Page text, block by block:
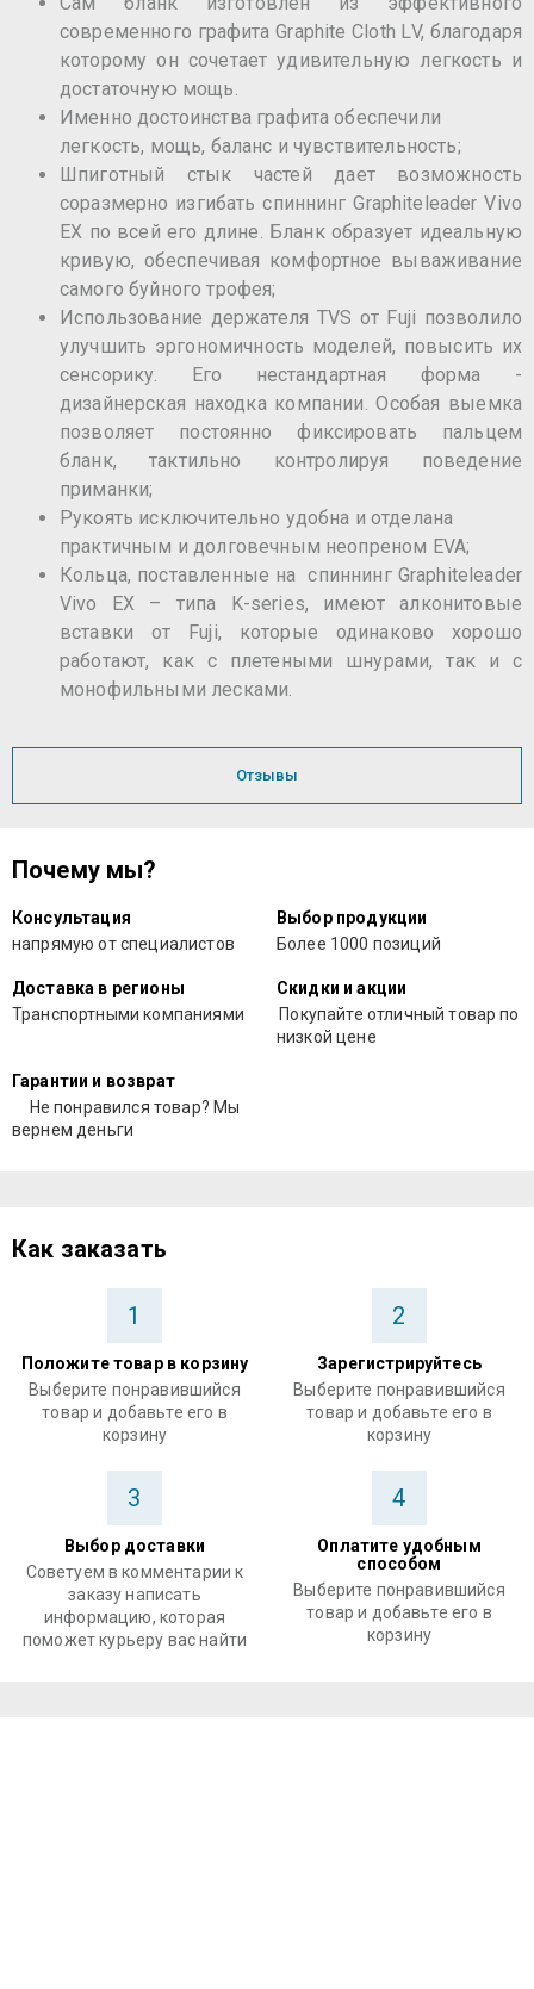
современного графита Graphite Cloth LV, благодаря
которому он сочетает удивительную легкость и
достаточную мощь.
Именно достоинства графита обеспечили
легкость, мощь, баланс и чувствительность;
Шпиготный стык частей дает возможность
соразмерно изгибать спиннинг Graphiteleader Vivo
EX по всей его длине. Бланк образует идеальную
кривую, обеспечивая комфортное вываживание
самого буйного трофея;
Использование держателя TVS от Fuji позволило
улучшить эргономичность моделей, повысить их
сенсорику. Его нестандартная форма -
дизайнерская находка компании. Особая выемка
позволяет постоянно фиксировать пальцем
бланк, тактильно контролируя поведение
приманки;
Рукоять исключительно удобна и отделана
практичным и долговечным неопреном EVA;
Кольца, поставленные на спиннинг Graphiteleader
Vivo EX – типа K-series, имеют алконитовые
вставки от Fuji, которые одинаково хорошо
работают, как с плетеными шнурами, так и с
монофильными лесками.
Отзывы
Почему мы?
Консультация
напрямую от специалистов
Выбор продукции
Более 1000 позиций
Доставка в регионы
Транспортными компаниями
Скидки и акции
Покупайте отличный товар по
низкой цене
Гарантии и возврат
Не понравился товар? Мы
вернем деньги
Как заказать
1
Положите товар в корзину
Выберите понравившийся
товар и добавьте его в
корзину
2
Зарегистрируйтесь
Выберите понравившийся
товар и добавьте его в
корзину
3
Выбор доставки
Советуем в комментарии к
заказу написать
информацию, которая
поможет курьеру вас найти
4
Оплатите удобным
способом
Выберите понравившийся
товар и добавьте его в
корзину